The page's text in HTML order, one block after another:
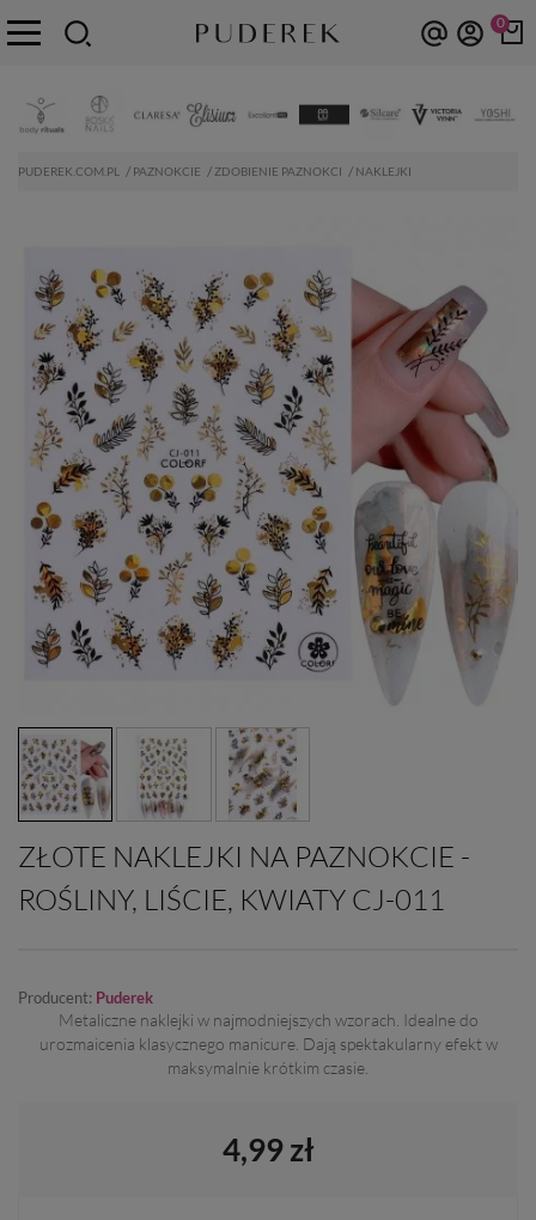
0
PUDEREK.COM.PL PAZNOKCIE ZDOBIENIE PAZNOKCI NAKLEJKI
ZŁOTE NAKLEJKI NA PAZNOKCIE -
ROŚLINY, LIŚCIE, KWIATY CJ-011
Producent: Puderek
Metaliczne naklejki w najmodniejszych wzorach. Idealne do
urozmaicenia klasycznego manicure. Dają spektakularny efekt w
maksymalnie krótkim czasie.
4,99 zł